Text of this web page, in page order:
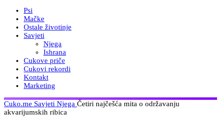
Psi
Mačke
Ostale životinje
Savjeti
Njega
Ishrana
Cukove priče
Cukovi rekordi
Kontakt
Marketing
Cuko.me Savjeti Njega Četiri najčešća mita o održavanju
akvarijumskih ribica